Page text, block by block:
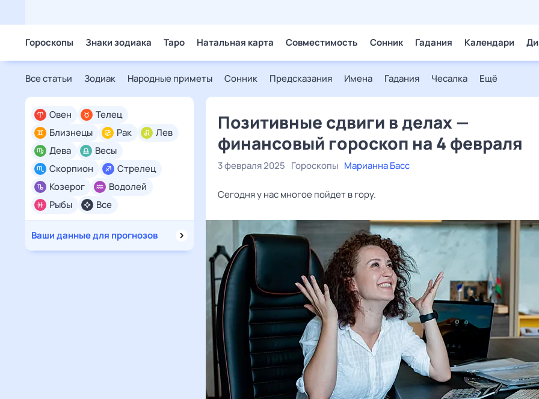
Гороскопы Знаки зодиака Таро Натальная карта Совместимость Сонник Гадания Календари
Все статьи Зодиак Народные приметы Сонник Предсказания Имена Гадания Чесалка Ещё
Все
Овен
Телец
Близнецы
Рак
Лев
Дева
Весы
Скорпион
Стрелец
Козерог
Водолей
Рыбы
Ваши данные для прогнозов
Позитивные сдвиги в делах —
финансовый гороскоп на 4 февраля
3 февраля 2025 Гороскопы Марианна Басс
Сегодня у нас многое пойдет в гору.